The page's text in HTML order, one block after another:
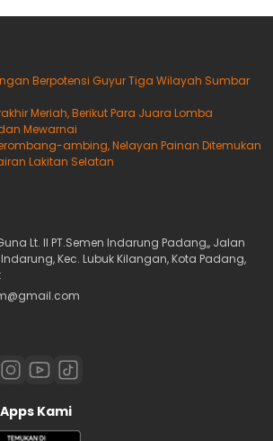
Berpotensi Guyur Tiga Wilayah Sumbar
Meriah, Berikut Para Juara Lomba
Mewarnai
ambing, Nelayan Painan Ditemukan
Lakitan Selatan
Lt. II PT.Semen Indarung Padang,, Jalan
Kec. Lubuk Kilangan, Kota Padang,
Kami